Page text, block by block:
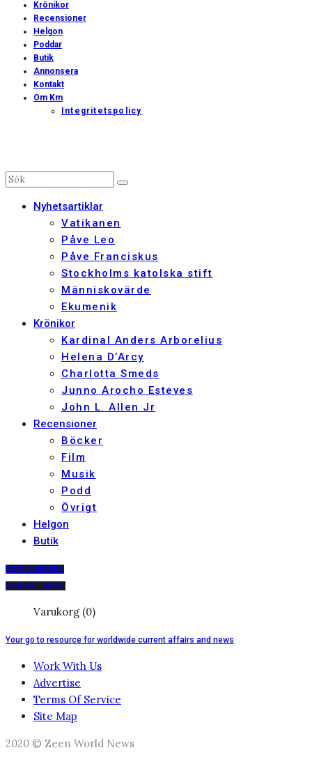
Krönikor
Recensioner
Helgon
Poddar
Butik
Annonsera
Kontakt
Om Km
Integritetspolicy
Nyhetsartiklar
Vatikanen
Påve Leo
Påve Franciskus
Stockholms katolska stift
Människovärde
Ekumenik
Krönikor
Kardinal Anders Arborelius
Helena D’Arcy
Charlotta Smeds
Junno Arocho Esteves
John L. Allen Jr
Recensioner
Böcker
Film
Musik
Podd
Övrigt
Helgon
Butik
PRENUMERERA
DIGITALT ARKIV
Varukorg (0)
Your go to resource for worldwide current affairs and news
Work With Us
Advertise
Terms Of Service
Site Map
2020 © Zeen World News